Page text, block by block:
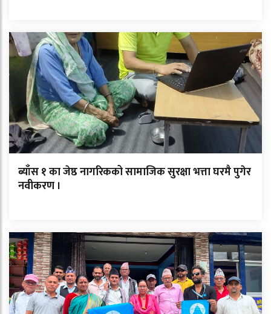
ब्याँस १ का जेष्ठ नागरिकको सामाजिक सुरक्षा भत्ता घरमै पुगेर
नवीकरण ।